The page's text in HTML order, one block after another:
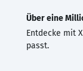
Über eine
Entdecke mit
passt.